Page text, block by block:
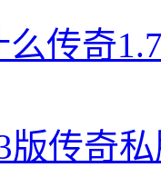
么传奇
版传奇